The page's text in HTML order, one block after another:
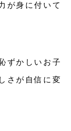
が身に付いて
ずかしいお子
さが自信に変